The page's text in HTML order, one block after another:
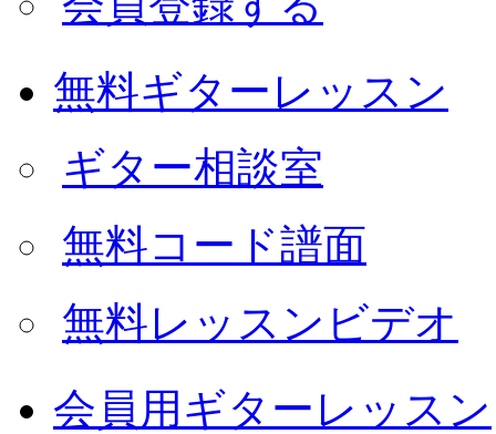
無料ギターレッスン
ギター相談室
無料コード譜面
無料レッスンビデオ
会員用ギターレッスン